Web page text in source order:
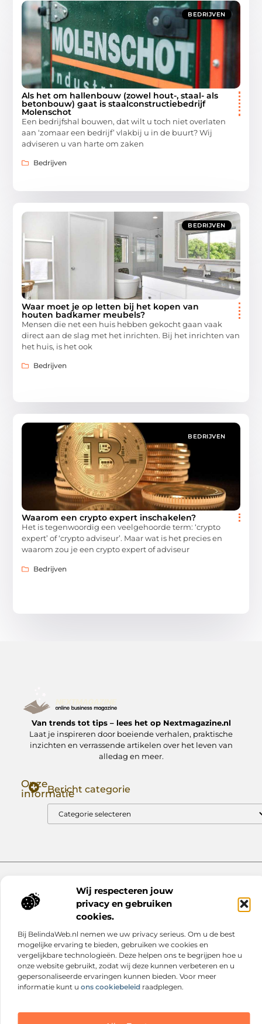
Wij respecteren jouw
privacy en gebruiken
cookies.
Bij BelindaWeb.nl nemen we uw privacy serieus. Om u de best
mogelijke ervaring te bieden, gebruiken we cookies en
vergelijkbare technologieën. Deze helpen ons te begrijpen hoe u
onze website gebruikt, zodat wij deze kunnen verbeteren en u
gepersonaliseerde ervaringen kunnen bieden. Voor meer
informatie kunt u ons cookiebeleid raadplegen.
BEDRIJVEN
Als het om hallenbouw (zowel hout-, staal- als
betonbouw) gaat is staalconstructiebedrijf
Molenschot
Een bedrijfshal bouwen, dat wilt u toch niet overlaten
aan ‘zomaar een bedrijf’ vlakbij u in de buurt? Wij
adviseren u van harte om zaken
Bedrijven
BEDRIJVEN
Waar moet je op letten bij het kopen van
houten badkamer meubels?
Mensen die net een huis hebben gekocht gaan vaak
direct aan de slag met het inrichten. Bij het inrichten van
het huis, is het ook
Bedrijven
BEDRIJVEN
Waarom een crypto expert inschakelen?
Het is tegenwoordig een veelgehoorde term: ‘crypto
expert’ of ‘crypto adviseur’. Maar wat is het precies en
waarom zou je een crypto expert of adviseur
Bedrijven
Van trends tot tips – lees het op Nextmagazine.nl
Laat je inspireren door boeiende verhalen, praktische
inzichten en verrassende artikelen over het leven van
alledag en meer.
Onze
informatieBericht categorie
@2025 www.nextmagazine.nl. All Right Reserved.